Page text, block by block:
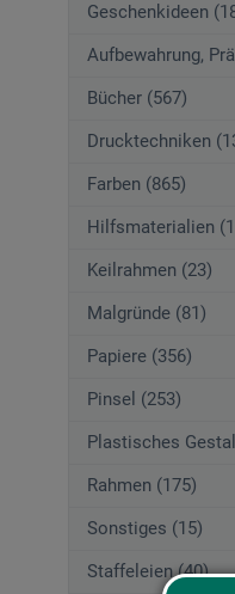
Geschenkideen
Aufbewahrung,
Bücher (567)
Drucktechniken
Farben (865)
Hilfsmaterialien
Keilrahmen (23)
Malgründe (81)
Papiere (356)
Pinsel (253)
Plastisches
Rahmen (175)
Sonstiges (15)
Staffeleien (40)